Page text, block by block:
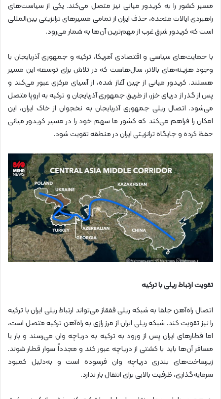
مسیر کشور را به کریدور میانی نیز متصل می‌کند. یکی از سیاست‌های
راهبردی ایالات متحده، حذف ایران از تمامی مسیرهای ترانزیتی بین‌المللی
است که کریدور شرق غرب از مهم‌ترین آن‌ها به شمار می‌رود.
با حمایت‌های سیاسی و اقتصادی آمریکا، ترکیه و جمهوری آذربایجان با
وجود هزینه‌های بالاتر، سال‌هاست که در تلاش برای توسعه این مسیر
هستند. کریدور میانی از چین آغاز شده، از آسیای مرکزی عبور می‌کند و
پس از گذر از دریای خزر، از طریق جمهوری آذربایجان و ترکیه به اروپا متصل
می‌شود. اتصال ریلی جمهوری آذربایجان به نخجوان از خاک ایران، این
امکان را فراهم می‌کند که کشور ما سهم خود را در مسیر کریدور میانی
حفظ کرده و جایگاه ترانزیتی ایران در منطقه تقویت شود.
تقویت ارتباط ریلی با ترکیه
اتصال راه‌آهن جلفا به شبکه ریلی قفقاز می‌تواند ارتباط ریلی ایران با ترکیه
را نیز تقویت کند. شبکه ریلی ایران از مرز رازی به راه‌آهن ترکیه متصل است،
اما قطارهای ایران پس از ورود به ترکیه به دریاچه وان می‌رسند و بار یا
مسافر آن‌ها باید با کشتی از دریاچه عبور کند و مجدداً سوار قطار شوند.
زیرساخت‌های بندری دریاچه وان فرسوده است و به‌دلیل کمبود
سرمایه‌گذاری، ظرفیت بالایی برای انتقال بار ندارد.